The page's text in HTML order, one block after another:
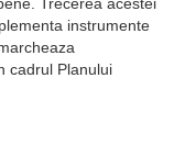
instrumente
cadrul Planului